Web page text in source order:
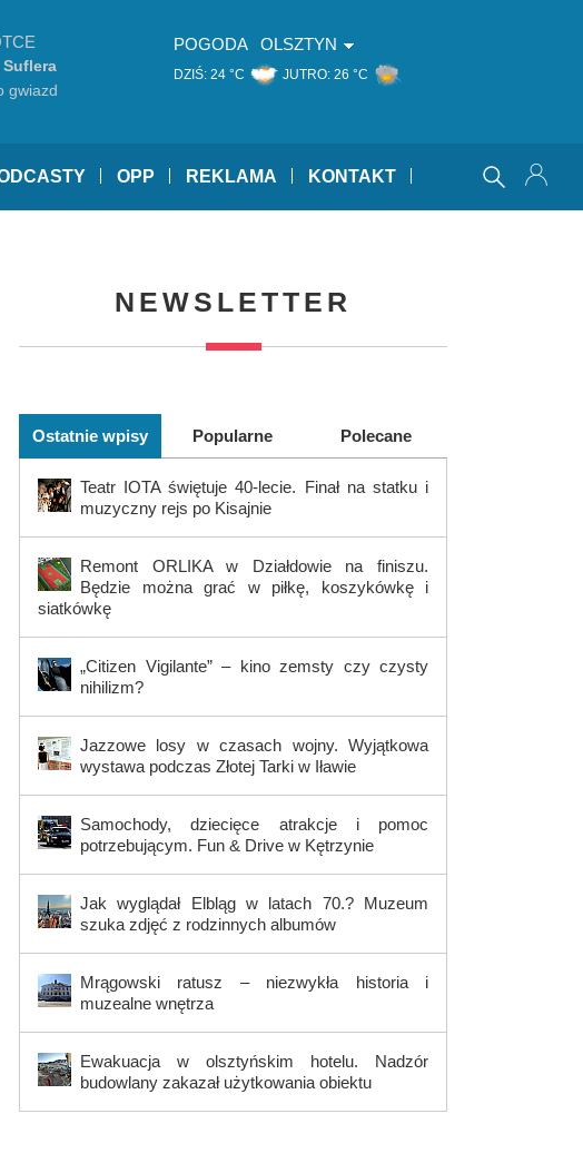
gwiazd
POGODA OLSZTYN
DZIŚ: 24 °C JUTRO: 26 °C
OPP REKLAMA KONTAKT
NEWSLETTER
Ostatnie wpisy Popularne Polecane
Teatr IOTA świętuje 40-lecie. Finał na statku i
muzyczny rejs po Kisajnie
Remont ORLIKA w Działdowie na finiszu.
Będzie można grać w piłkę, koszykówkę i
siatkówkę
„Citizen Vigilante” – kino zemsty czy czysty
nihilizm?
Jazzowe losy w czasach wojny. Wyjątkowa
wystawa podczas Złotej Tarki w Iławie
Samochody, dziecięce atrakcje i pomoc
potrzebującym. Fun & Drive w Kętrzynie
Jak wyglądał Elbląg w latach 70.? Muzeum
szuka zdjęć z rodzinnych albumów
Mrągowski ratusz – niezwykła historia i
muzealne wnętrza
Ewakuacja w olsztyńskim hotelu. Nadzór
budowlany zakazał użytkowania obiektu